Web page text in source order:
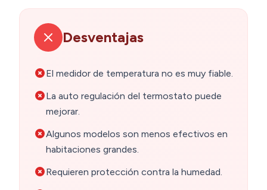
Desventajas
El medidor de temperatura no es muy fiable.
La auto regulación del termostato puede
mejorar.
Algunos modelos son menos efectivos en
habitaciones grandes.
Requieren protección contra la humedad.